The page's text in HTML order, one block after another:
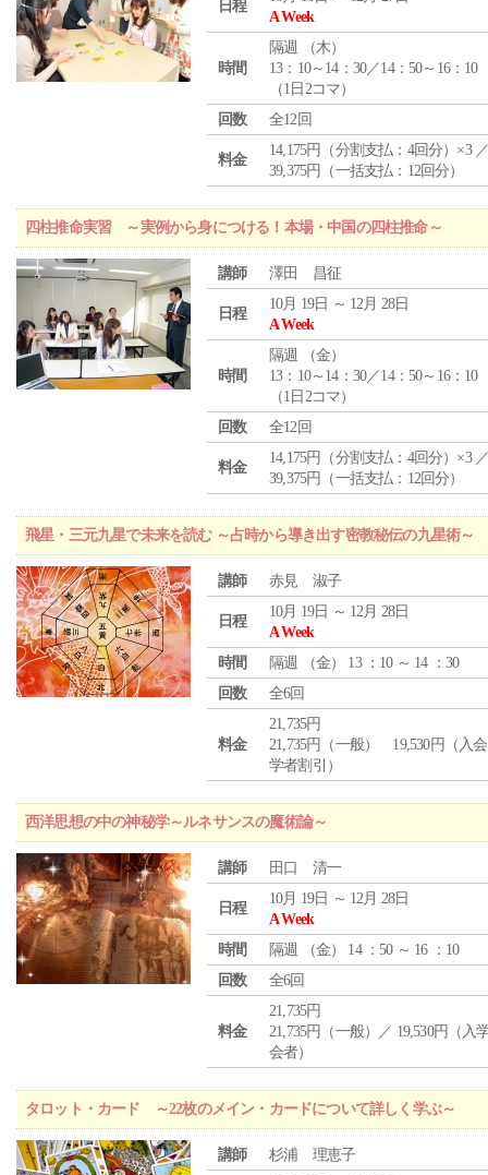
日程
A Week
時間
隔週 （木）
13：10～14：30／14：50～16：10
（1日2コマ）
回数
全12回
料金
14,175円（分割支払：4回分）×3
39,375円（一括支払：12回分）
四柱推命実習 ～実例から身につける！本場・中国の四柱推命～
講師 澤田 昌征
日程
10月 19日 ～ 12月 28日
A Week
時間
隔週 （金）
13：10～14：30／14：50～16：10
（1日2コマ）
回数
全12回
料金
14,175円（分割支払：4回分）×3
39,375円（一括支払：12回分）
飛星・三元九星で未来を読む ～占時から導き出す密教秘伝の九星術～
講師 赤見 淑子
日程
10月 19日 ～ 12月 28日
A Week
時間
隔週 （金） 13 ：10 ～ 14 ：30
回数
全6回
料金
21,735円
21,735円（一般） 19,530円（入
学者割引）
西洋思想の中の神秘学～ルネサンスの魔術論～
講師 田口 清一
日程
10月 19日 ～ 12月 28日
A Week
時間
隔週 （金） 14 ：50 ～ 16 ：10
回数
全6回
料金
21,735円
21,735円（一般）／ 19,530円（入
会者）
タロット・カード ～22枚のメイン・カードについて詳しく学ぶ～
講師 杉浦 理恵子